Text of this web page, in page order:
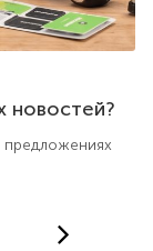
новостей?